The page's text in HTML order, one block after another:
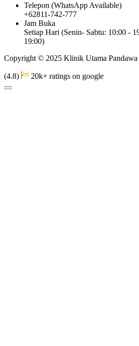
Telepon (WhatsApp Available)
+62811-742-777
Jam Buka
Setiap Hari (Senin- Sabtu: 10:00 -
19:00)
Copyright © 2025 Klinik Utama Pandawa
(4.8) 20k+ ratings on google